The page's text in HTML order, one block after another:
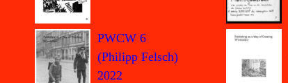
PWCW 6
(Philipp Felsch)
2022